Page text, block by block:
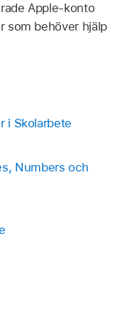
Apple‑konto
som behöver hjälp
i Skolarbete
Numbers och